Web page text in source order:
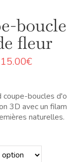
fleur
15.00€Plage
5.00€
à
15.00€
coupe-boucles
3D avec un
naturelles.